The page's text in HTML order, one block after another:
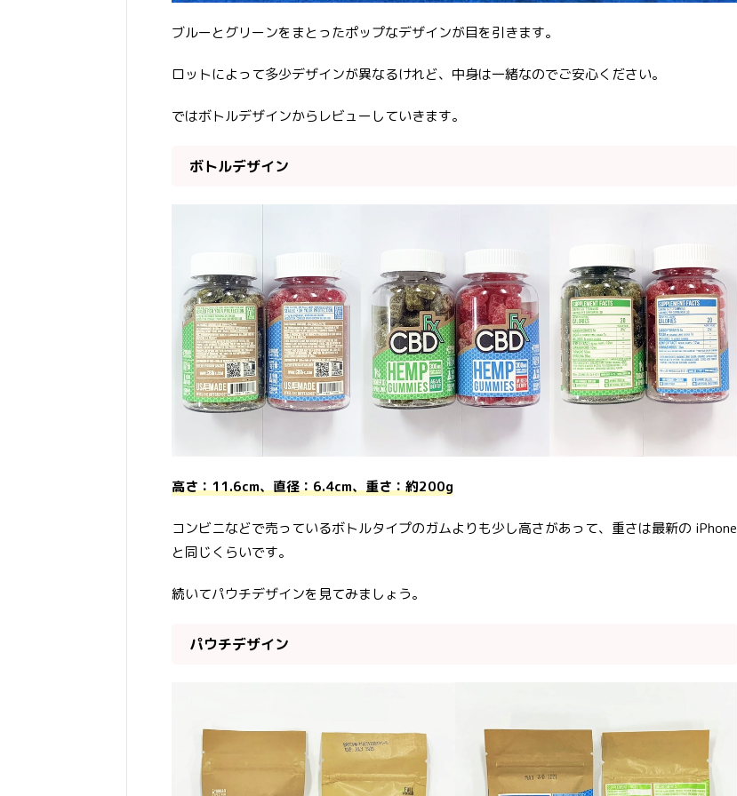
ブルーとグリーンをまとったポップなデザインが目を引きます。
ロットによって多少デザインが異なるけれど、中身は一緒なのでご安心ください。
ではボトルデザインからレビューしていきます。
ボトルデザイン
高さ：11.6cm、直径：6.4cm、重さ：約200g
コンビニなどで売っているボトルタイプのガムよりも少し高さがあって、重さは最新の iPhone
と同じくらいです。
続いてパウチデザインを見てみましょう。
パウチデザイン